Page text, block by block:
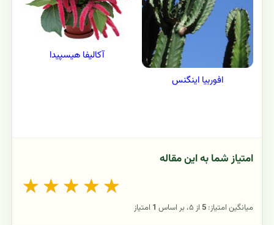
افوربیا اینگنس
آکالیفا هیسپیدا
امتیاز شما به این مقاله
★ ★ ★ ★ ★
میانگین امتیاز: 5از ۵، بر اساس 1 امتیاز